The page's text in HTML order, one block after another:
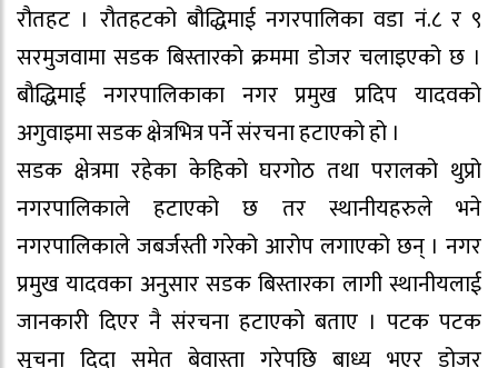
रौतहट । रौतहटको बौद्धिमाई नगरपालिका वडा नं.८ र ९
सरमुजवामा सडक बिस्तारको क्रममा डोजर चलाइएको छ ।
बौद्धिमाई नगरपालिकाका नगर प्रमुख प्रदिप यादवको
अगुवाइमा सडक क्षेत्रभित्र पर्ने संरचना हटाएको हो ।
सडक क्षेत्रमा रहेका केहिको घरगोठ तथा परालको थुप्रो
नगरपालिकाले हटाएको छ तर स्थानीयहरुले भने
नगरपालिकाले जबर्जस्ती गरेको आरोप लगाएको छन् । नगर
प्रमुख यादवका अनुसार सडक बिस्तारका लागी स्थानीयलाई
जानकारी दिएर नै संरचना हटाएको बताए । पटक पटक